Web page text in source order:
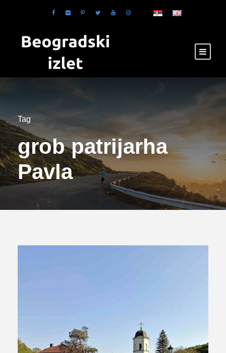
Tag
grob patrijarha
Pavla